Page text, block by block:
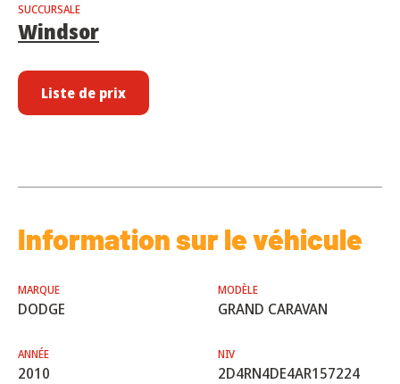
SUCCURSALE
Windsor
Liste de prix
Information sur le véhicule
MARQUE
DODGE
MODÈLE
GRAND CARAVAN
ANNÉE
2010
NIV
2D4RN4DE4AR157224